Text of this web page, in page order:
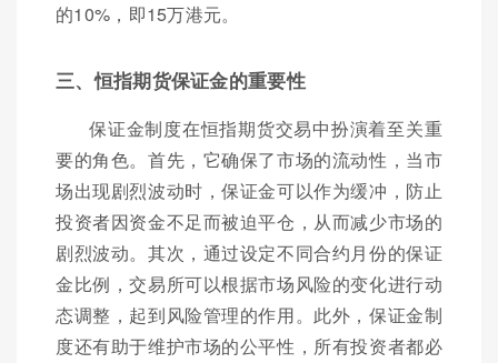
的10%，即15万港元。
三、恒指期货保证金的重要性
保证金制度在恒指期货交易中扮演着至关重
要的角色。首先，它确保了市场的流动性，当市
场出现剧烈波动时，保证金可以作为缓冲，防止
投资者因资金不足而被迫平仓，从而减少市场的
剧烈波动。其次，通过设定不同合约月份的保证
金比例，交易所可以根据市场风险的变化进行动
态调整，起到风险管理的作用。此外，保证金制
度还有助于维护市场的公平性，所有投资者都必